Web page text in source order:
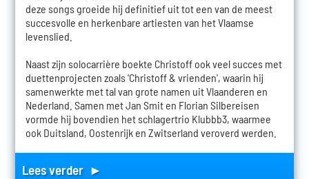
deze songs groeide hij definitief uit tot een van de meest
succesvolle en herkenbare artiesten van het Vlaamse
levenslied.
Naast zijn solocarrière boekte Christoff ook veel succes met
duettenprojecten zoals 'Christoff & vrienden', waarin hij
samenwerkte met tal van grote namen uit Vlaanderen en
Nederland. Samen met Jan Smit en Florian Silbereisen
vormde hij bovendien het schlagertrio Klubbb3, waarmee
ook Duitsland, Oostenrijk en Zwitserland veroverd werden.
Lees verder ►